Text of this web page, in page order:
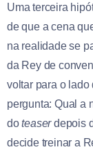
Uma terceira
de que a cena
na realidade se
da Rey de
voltar para o lado
pergunta: Qual a
doteaserdepois
decide treinar a